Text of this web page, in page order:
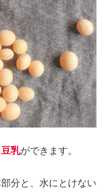
豆乳ができます。
分と、水にとけない